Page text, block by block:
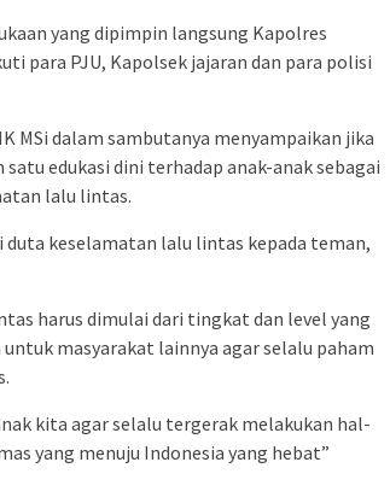
yang dipimpin langsung Kapolres
para PJU, Kapolsek jajaran dan para polisi
MSi dalam sambutanya menyampaikan jika
edukasi dini terhadap anak-anak sebagai
lalu lintas.
duta keselamatan lalu lintas kepada teman,
harus dimulai dari tingkat dan level yang
masyarakat lainnya agar selalu paham
kita agar selalu tergerak melakukan hal-
yang menuju Indonesia yang hebat”